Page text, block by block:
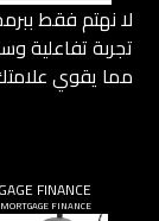
لا نهتم فقط
تجربة تفاعلية
مما يقوي
FINANCE
FINANCE